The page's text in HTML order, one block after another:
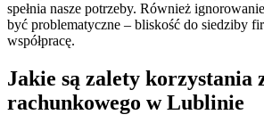
spełnia nasze potrzeby. Również
być problematyczne – bliskość do siedziby
współpracę.
Jakie są zalety korzystania
rachunkowego w Lublinie